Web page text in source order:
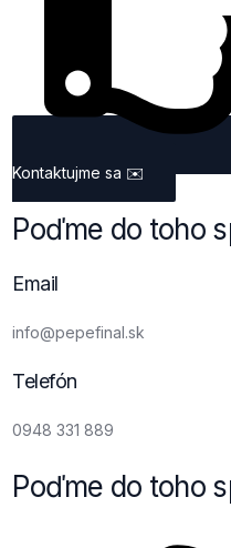
Kontaktujme sa ✉️
Poďme do toho
Email
info@pepefinal.sk
Telefón
0948 331 889
Poďme do toho